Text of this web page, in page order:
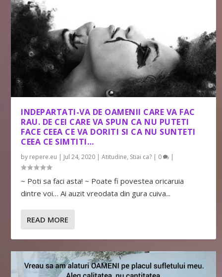
INDEPARTATI-VA DE OAMENII CARE VA FAC
RAU. DE CEI CARE VA SPUN CA NU PUTETI
FACE CEEA CE VA DORITI SI CA NU SUNTETI
CEEA CE SIMTITI…
by repere.eu | Jul 24, 2020 |Atitudine, Stiai ca? | 0 |
~ Poti sa faci asta! ~ Poate fi povestea oricaruia
dintre voi… Ai auzit vreodata din gura cuiva...
READ MORE